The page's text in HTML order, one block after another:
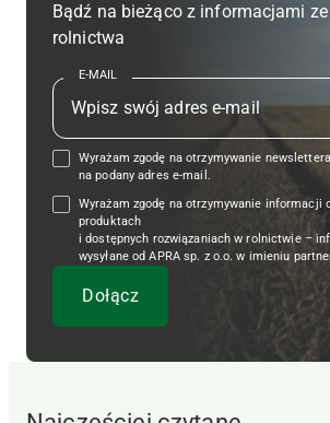
Bądź na bieżąco z informacjami
rolnictwa
E-MAIL
Wyrażam zgodę na otrzymywanie
na podany adres e-mail.
Wyrażam zgodę na otrzymywanie informacji
produktach
i dostępnych rozwiązaniach w rolnictwie –
wysyłane od APRA sp. z o.o. w imieniu